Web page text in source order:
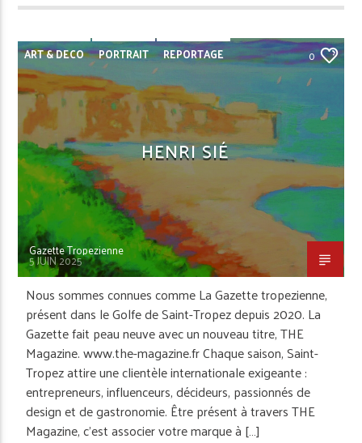
ART & DECO PORTRAIT
REPORTAGE
SAINT-TROPEZ
0
HENRI SIÉ
Gazette Tropezienne
5 JUIN 2025
Nous sommes connues comme La Gazette tropezienne,
présent dans le Golfe de Saint-Tropez depuis 2020. La
Gazette fait peau neuve avec un nouveau titre, THE
Magazine. www.the-magazine.fr Chaque saison, Saint-
Tropez attire une clientèle internationale exigeante :
entrepreneurs, influenceurs, décideurs, passionnés de
design et de gastronomie. Être présent à travers THE
Magazine, c’est associer votre marque à […]